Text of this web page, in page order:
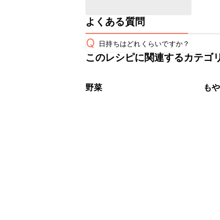
よくある質問
Q 日持ちはどれくらいですか？
保存期間は冷蔵で翌日中が目安です
※日持ちは目安です。
このレシピに関連するカテゴ
野菜 も